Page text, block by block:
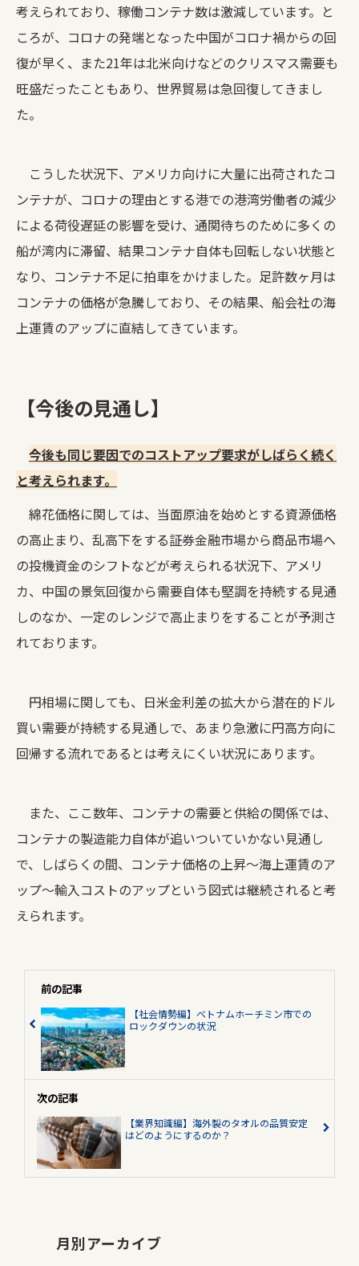
考えられており、稼働コンテナ数は激減しています。と
ころが、コロナの発端となった中国がコロナ禍からの回
復が早く、また21年は北米向けなどのクリスマス需要も
旺盛だったこともあり、世界貿易は急回復してきまし
た。
こうした状況下、アメリカ向けに大量に出荷されたコ
ンテナが、コロナの理由とする港での港湾労働者の減少
による荷役遅延の影響を受け、通関待ちのために多くの
船が湾内に滞留、結果コンテナ自体も回転しない状態と
なり、コンテナ不足に拍車をかけました。足許数ヶ月は
コンテナの価格が急騰しており、その結果、船会社の海
上運賃のアップに直結してきています。
【今後の見通し】
今後も同じ要因でのコストアップ要求がしばらく続く
と考えられます。
綿花価格に関しては、当面原油を始めとする資源価格
の高止まり、乱高下をする証券金融市場から商品市場へ
の投機資金のシフトなどが考えられる状況下、アメリ
カ、中国の景気回復から需要自体も堅調を持続する見通
しのなか、一定のレンジで高止まりをすることが予測さ
れております。
円相場に関しても、日米金利差の拡大から潜在的ドル
買い需要が持続する見通しで、あまり急激に円高方向に
回帰する流れであるとは考えにくい状況にあります。
また、ここ数年、コンテナの需要と供給の関係では、
コンテナの製造能力自体が追いついていかない見通し
で、しばらくの間、コンテナ価格の上昇～海上運賃のア
ップ～輸入コストのアップという図式は継続されると考
えられます。
前の記事
【社会情勢編】ベトナムホーチミン市での
ロックダウンの状況
次の記事
【業界知識編】海外製のタオルの品質安定
はどのようにするのか？
月別アーカイブ